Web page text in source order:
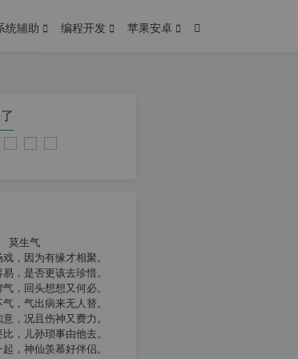
统辅助 编程开发 苹果安卓
莫生气
，因为有缘才相聚。
易，是否更该去珍惜。
，回头想想又何必。
，气出病来无人替。
，况且伤神又费力。
，儿孙琐事由他去。
，神仙羡慕好伴侣。